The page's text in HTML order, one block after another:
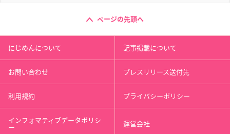
ページの先頭へ
にじめんについて 記事掲載について
お問い合わせ プレスリリース送付先
利用規約 プライバシーポリシー
インフォマティブデータポリシ
ー 運営会社